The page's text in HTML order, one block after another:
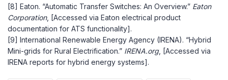
[8] Eaton. “Automatic Transfer Switches: An Overview.” Eaton
Corporation, [Accessed via Eaton electrical product
documentation for ATS functionality].
[9] International Renewable Energy Agency (IRENA). “Hybrid
Mini-grids for Rural Electrification.” IRENA.org, [Accessed via
IRENA reports for hybrid energy systems].